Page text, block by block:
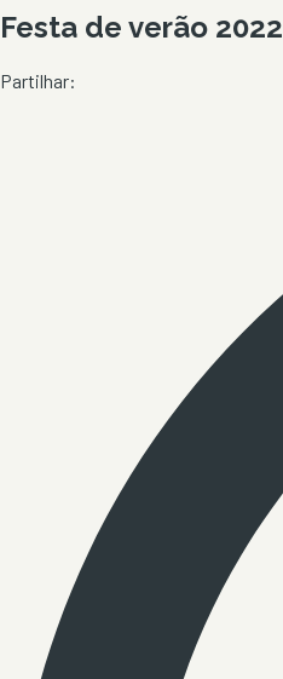
Festa de verão 2022
Partilhar: